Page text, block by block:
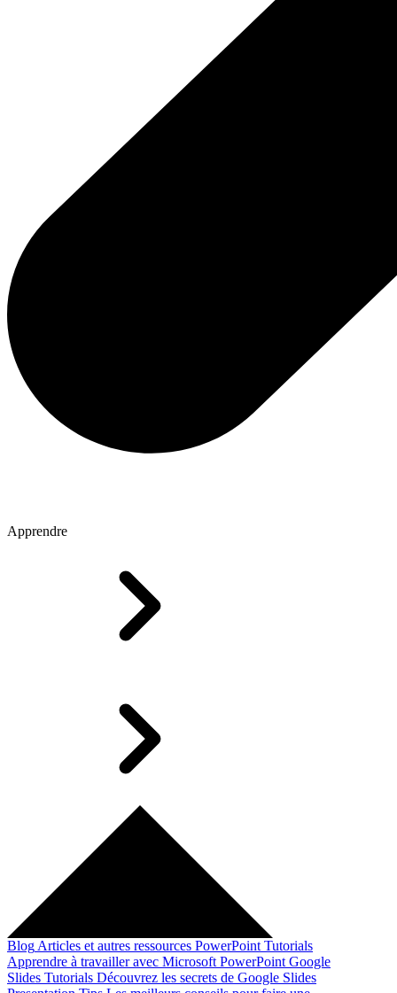
Apprendre
Blog Articles et autres ressources PowerPoint Tutorials
Apprendre à travailler avec Microsoft PowerPoint Google
Slides Tutorials Découvrez les secrets de Google Slides